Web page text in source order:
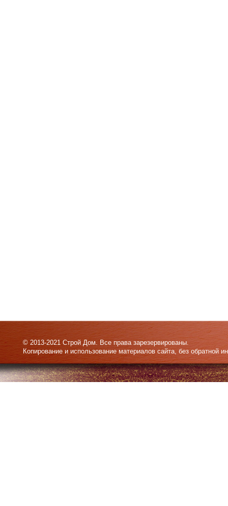
© 2013-2021 Строй Дом. Все права зарезервированы.
Копирование и использование материалов сайта, без обратной